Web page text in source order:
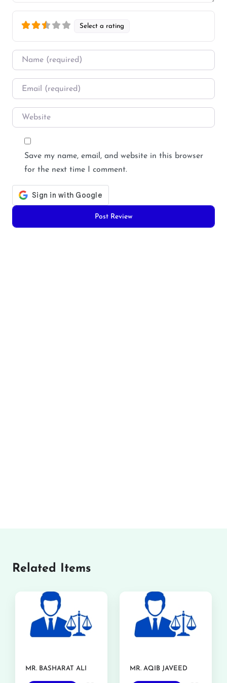
Select a rating
Name
Email
Website
Save my name, email, and website in this browser
for the next time I comment.
Related Items
MR. BASHARAT ALI MR. AQIB JAVEED